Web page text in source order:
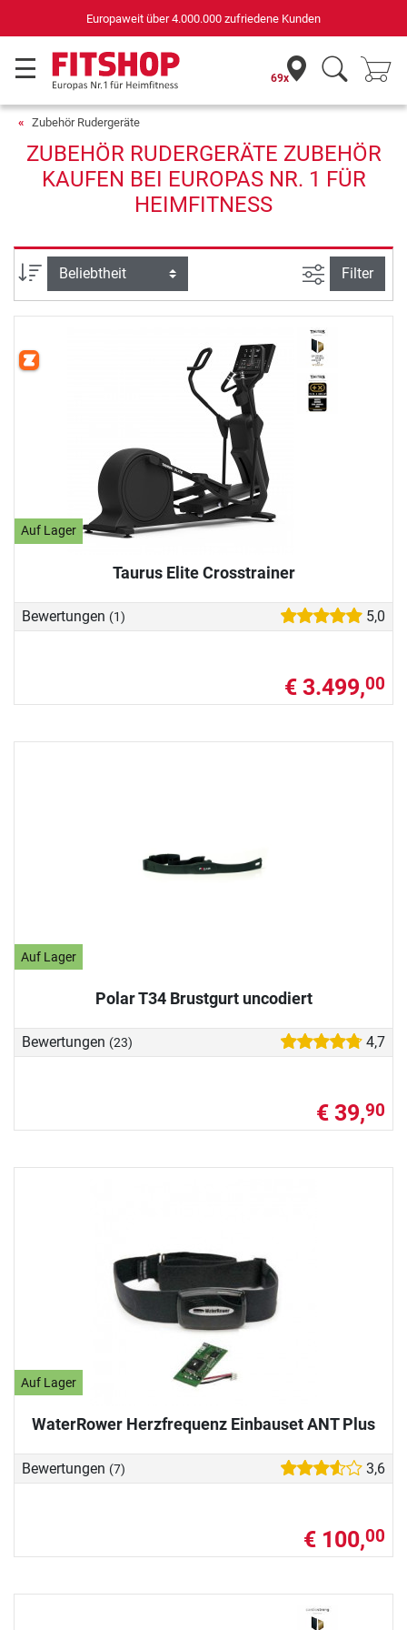
Europaweit über 4.000.000 zufriedene Kunden
69x
Zubehör Rudergeräte
ZUBEHÖR RUDERGERÄTE ZUBEHÖR
KAUFEN BEI EUROPAS NR. 1 FÜR
HEIMFITNESS
Sortierung Ansicht
Filter
Auf Lager
Taurus Elite Crosstrainer
Bewertungen (1) 5,0
€ 3.499,00
Auf Lager
Polar T34 Brustgurt uncodiert
Bewertungen (23) 4,7
€ 39,90
Auf Lager
WaterRower Herzfrequenz Einbauset ANT Plus
Bewertungen (7) 3,6
€ 100,00